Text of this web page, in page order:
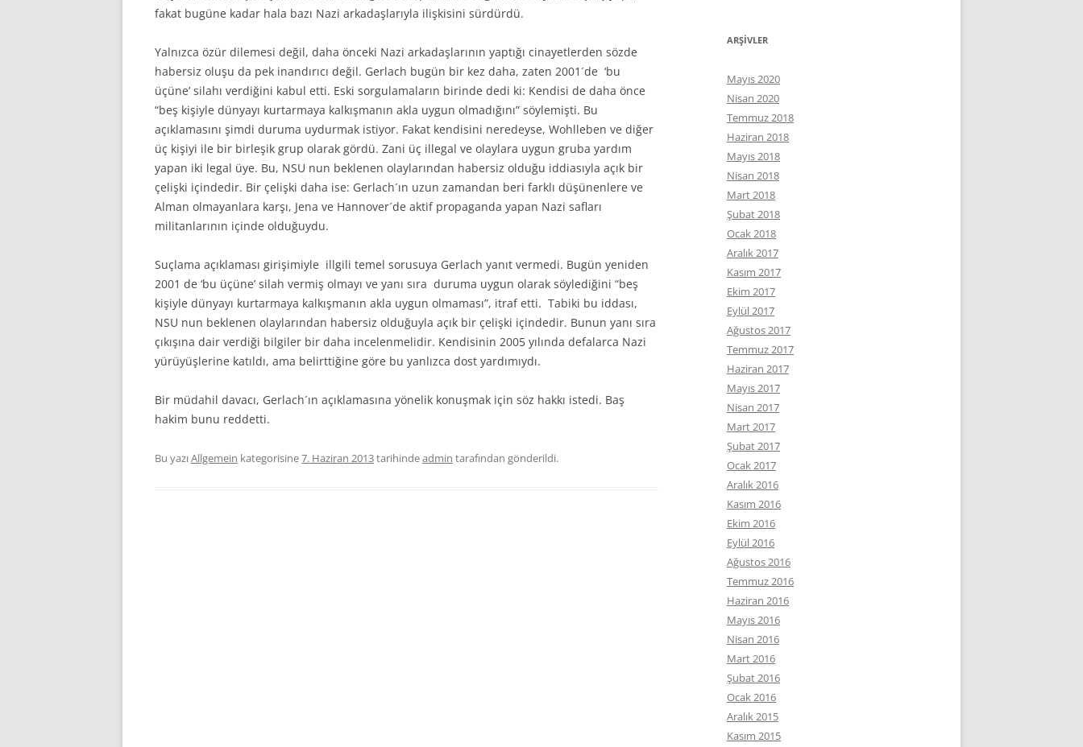
fakat bugüne kadar hala bazı Nazi arkadaşlarıyla ilişkisini sürdürdü.
Yalnızca özür dilemesi değil, daha önceki Nazi arkadaşlarının yaptığı cinayetlerden sözde
habersiz oluşu da pek inandırıcı değil. Gerlach bugün bir kez daha, zaten 2001´de ‘bu
üçüne’ silahı verdiğini kabul etti. Eski sorgulamaların birinde dedi ki: Kendisi de daha önce
“beş kişiyle dünyayı kurtarmaya kalkışmanın akla uygun olmadığını” söylemişti. Bu
açıklamasını şimdi duruma uydurmak istiyor. Fakat kendisini neredeyse, Wohlleben ve diğer
üç kişiyi ile bir birleşik grup olarak gördü. Zani üç illegal ve olaylara uygun gruba yardım
yapan iki legal üye. Bu, NSU nun beklenen olaylarından habersiz olduğu iddiasıyla açık bir
çelişki içindedir. Bir çelişki daha ise: Gerlach´ın uzun zamandan beri farklı düşünenlere ve
Alman olmayanlara karşı, Jena ve Hannover´de aktif propaganda yapan Nazi safları
militanlarının içinde olduğuydu.
Suçlama açıklaması girişimiyle illgili temel sorusuya Gerlach yanıt vermedi. Bugün yeniden
2001 de ‘bu üçüne’ silah vermiş olmayı ve yanı sıra duruma uygun olarak söylediğini “beş
kişiyle dünyayı kurtarmaya kalkışmanın akla uygun olmaması”, itraf etti. Tabiki bu iddası,
NSU nun beklenen olaylarından habersiz olduğuyla açık bir çelişki içindedir. Bunun yanı sıra
çıkışına dair verdiği bilgiler bir daha incelenmelidir. Kendisinin 2005 yılında defalarca Nazi
yürüyüşlerine katıldı, ama belirttiğine göre bu yanlızca dost yardımıydı.
Bir müdahil davacı, Gerlach´ın açıklamasına yönelik konuşmak için söz hakkı istedi. Baş
hakim bunu reddetti.
Bu yazıAllgemein kategorisine7. Haziran 2013tarihindeadmin tarafından gönderildi.
ARŞIVLER
Mayıs 2020
Nisan 2020
Temmuz 2018
Haziran 2018
Mayıs 2018
Nisan 2018
Mart 2018
Şubat 2018
Ocak 2018
Aralık 2017
Kasım 2017
Ekim 2017
Eylül 2017
Ağustos 2017
Temmuz 2017
Haziran 2017
Mayıs 2017
Nisan 2017
Mart 2017
Şubat 2017
Ocak 2017
Aralık 2016
Kasım 2016
Ekim 2016
Eylül 2016
Ağustos 2016
Temmuz 2016
Haziran 2016
Mayıs 2016
Nisan 2016
Mart 2016
Şubat 2016
Ocak 2016
Aralık 2015
Kasım 2015